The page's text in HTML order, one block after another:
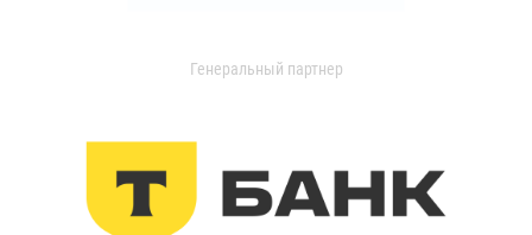
Генеральный партнер